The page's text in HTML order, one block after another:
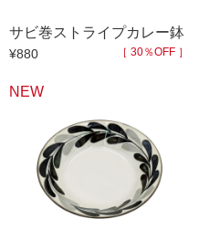
タンブラー
徳利
汁椀・漆器
箸
サビ巻ストライプカレー鉢
¥880 ［ 30％OFF ］
NEW